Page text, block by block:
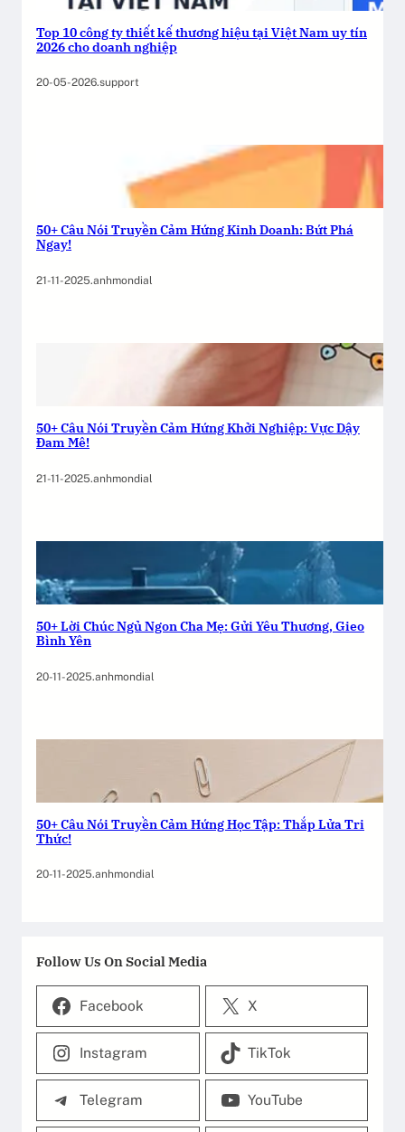
Top 10 công ty thiết kế thương hiệu tại Việt Nam uy tín
2026 cho doanh nghiệp
20-05-2026.support
50+ Câu Nói Truyền Cảm Hứng Kinh Doanh: Bứt Phá
Ngay!
21-11-2025.anhmondial
50+ Câu Nói Truyền Cảm Hứng Khởi Nghiệp: Vực Dậy
Đam Mê!
21-11-2025.anhmondial
50+ Lời Chúc Ngủ Ngon Cha Mẹ: Gửi Yêu Thương, Gieo
Bình Yên
20-11-2025.anhmondial
50+ Câu Nói Truyền Cảm Hứng Học Tập: Thắp Lửa Tri
Thức!
20-11-2025.anhmondial
Follow Us On Social Media
Facebook X
Instagram TikTok
Telegram YouTube